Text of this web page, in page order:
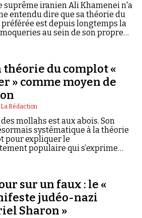
suprême iranien Ali Khamenei n'a
entendu dire que sa théorie du
est depuis longtemps la
au sein de son propre
théorie du complot «
» comme moyen de
La Rédaction
mollahs est aux abois. Son
systématique à la théorie
pour expliquer le
populaire qui s’exprime
sur un faux : le «
judéo-nazi
Sharon »